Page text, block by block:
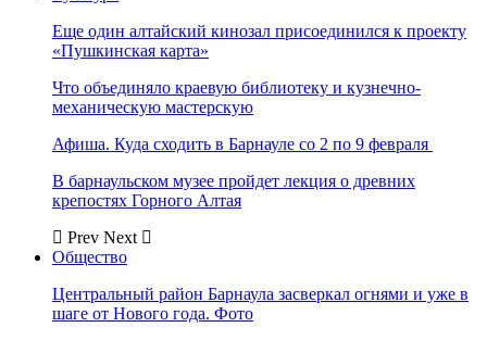
Еще один алтайский кинозал присоединился к проекту
«Пушкинская карта»
Что объединяло краевую библиотеку и кузнечно-
механическую мастерскую
Афиша. Куда сходить в Барнауле со 2 по 9 февраля
В барнаульском музее пройдет лекция о древних
крепостях Горного Алтая
Prev Next
Общество
Центральный район Барнаула засверкал огнями и уже в
шаге от Нового года. Фото